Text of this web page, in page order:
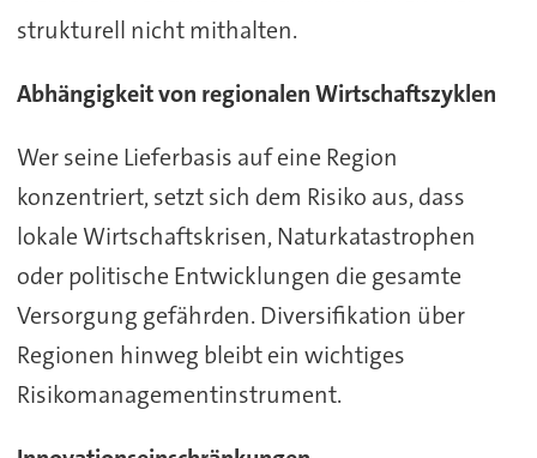
strukturell nicht mithalten.
Abhängigkeit von regionalen Wirtschaftszyklen
Wer seine Lieferbasis auf eine Region
konzentriert, setzt sich dem Risiko aus, dass
lokale Wirtschaftskrisen, Naturkatastrophen
oder politische Entwicklungen die gesamte
Versorgung gefährden. Diversifikation über
Regionen hinweg bleibt ein wichtiges
Risikomanagementinstrument.